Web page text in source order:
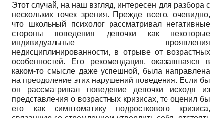
Этот случай, на наш взгляд, интересен для разбора с
нескольких точек зрения. Прежде всего, очевидно,
что школьный психолог рассматривал негативные
стороны поведения девочки как некоторые
индивидуальные проявления
недисциплинированности, в отрыве от возрастных
особенностей. Его рекомендация, оказавшаяся в
каком-то смысле даже успешной, была направлена
на преодоление этих нарушений поведения. Если бы
он рассматривал поведение девочки исходя из
представления о возрастных кризисах, то оценил бы
его как симптоматику подросткового кризиса,